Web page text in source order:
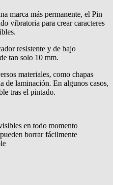
marca más permanente, el Pin
vibratoria para crear caracteres
resistente y de bajo
tan solo 10 mm.
materiales, como chapas
de laminación. En algunos casos,
tras el pintado.
en todo momento
borrar fácilmente